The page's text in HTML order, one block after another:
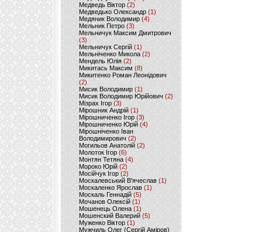
Медведь Віктор (2)
Медведько Олександр (1)
Медяник Володимир(4)
Мельник Петро (3)
Мельничук Максим Дмитрович
(3)
Мельничук Сергій (1)
Мельніченко Микола (2)
Мендель Юлія (2)
Микитась Максим (8)
Микитенко Роман Леонідович
(2)
Мисик Володимир (1)
Мисик Володимир Юрійович(2)
Мізрах Ігор(3)
Мірошник Андрій(1)
Мірошниченко Ігор (3)
Мірошниченко Юрій(4)
Мірошніченко Іван
Володимирович (2)
Могильов Анатолій (2)
Молоток Ігор (6)
Монтян Тетяна (4)
Мороко Юрій(2)
Мосійчук Ігор (2)
Москалевський В'ячеслав (1)
Москаленко Ярослав (1)
Москаль Геннадій (5)
Мочанов Олексій(1)
Мошенець Олена(1)
Мошенский Валерий (5)
Муженко Віктор (1)
Мужчиль Олег (Сергій Аміров)